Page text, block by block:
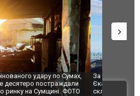
від кордону з Україною: в
атаки дронів загорівся
ФОТО. ВІДЕО
"Мої
ВІДЕО